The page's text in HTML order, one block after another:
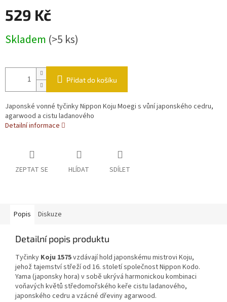
529 Kč
Skladem (>5 ks)
Přidat do košíku
Japonské vonné tyčinky Nippon Koju Moegi s vůní japonského cedru,
agarwood a cistu ladanového
Detailní informace
ZEPTAT SE HLÍDAT SDÍLET
Popis Diskuze
Detailní popis produktu
Tyčinky Koju 1575vzdávají hold japonskému mistrovi Koju,
jehož tajemství střeží od 16. století společnost Nippon Kodo.
Yama (japonsky hora) v sobě ukrývá harmonickou kombinaci
voňavých květů středomořského keře cistu ladanového,
japonského cedru a vzácné dřeviny agarwood.